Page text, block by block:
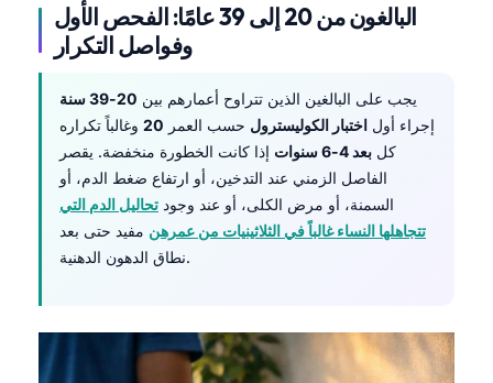
البالغون من 20 إلى 39 عامًا: الفحص الأول
وفواصل التكرار
يجب على البالغين الذين تتراوح أعمارهم بين 20-39 سنة
إجراء أول اختبار الكوليسترول حسب العمر 20 وغالباً تكراره
كل بعد 4-6 سنوات
إذا كانت الخطورة منخفضة. يقصر
الفاصل الزمني عند التدخين، أو ارتفاع ضغط الدم، أو
السمنة، أو مرض الكلى، أو عند وجود تحاليل الدم التي
تتجاهلها النساء غالباً في الثلاثينيات من عمرهن مفيد حتى بعد
نطاق الدهون الدهنية.